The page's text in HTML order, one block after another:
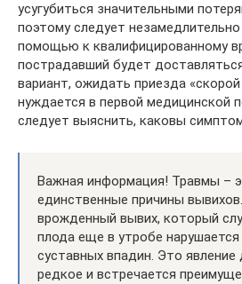
усугубиться значительными
поэтому следует
помощью к квалифицированному
пострадавший будет
вариант, ожидать приезда
нуждается в первой медицинской
следует выяснить, каковы
Важная информация! Травмы –
единственные причины
врожденный вывих, который
плода еще в утробе нарушается
суставных впадин. Это
редкое и встречается